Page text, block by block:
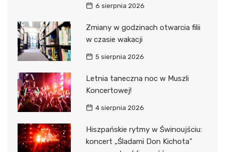
6 sierpnia 2026
Zmiany w godzinach otwarcia filii
w czasie wakacji
5 sierpnia 2026
Letnia taneczna noc w Muszli
Koncertowej!
4 sierpnia 2026
Hiszpańskie rytmy w Świnoujściu:
koncert „Śladami Don Kichota”